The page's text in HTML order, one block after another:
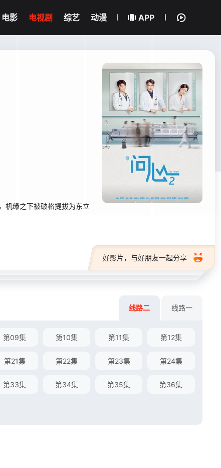
电影 电视剧 综艺 动漫 APP
机缘之下被破格提拔为东立
好影片，与好朋友一起分享
线路二 线路一
第09集 第10集 第11集 第12集
第21集 第22集 第23集 第24集
第33集 第34集 第35集 第36集